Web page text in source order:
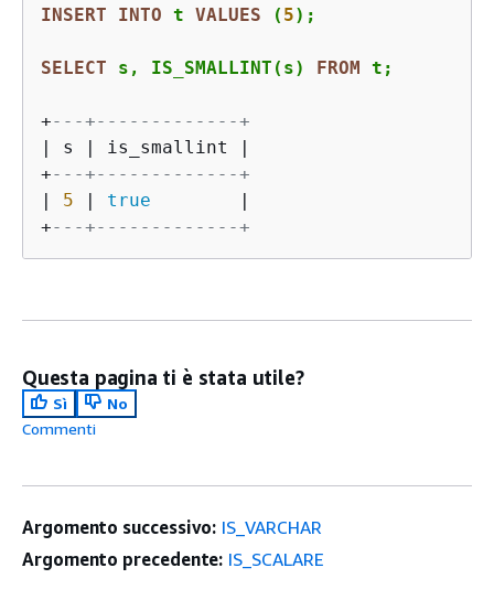
INSERT INTO t VALUES ( 5);
SELECT s, IS_SMALLINT(s) FROM t;
+---+-------------+
|
s | is_smallint
|
+---+-------------+
|
5 | true
|
+---+-------------+
Questa pagina ti è stata utile?
Sì
No
Commenti
Argomento successivo: IS_VARCHAR
Argomento precedente: IS_SCALARE